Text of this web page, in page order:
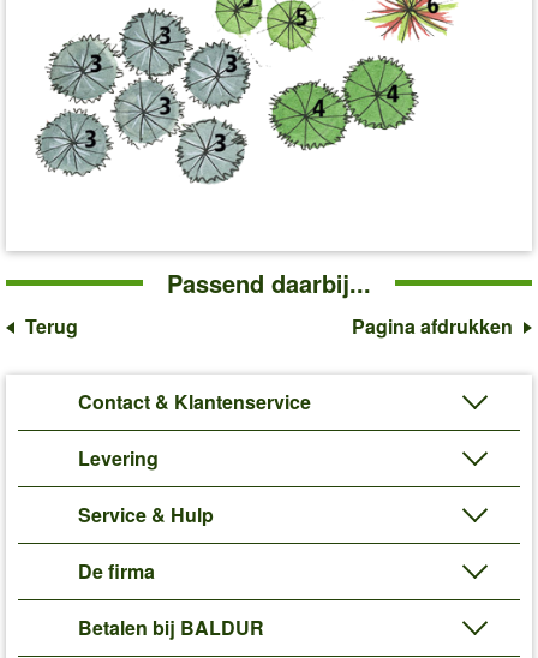
Passend daarbij...
Terug Pagina afdrukken
Contact & Klantenservice
Levering
Service & Hulp
De firma
Betalen bij BALDUR